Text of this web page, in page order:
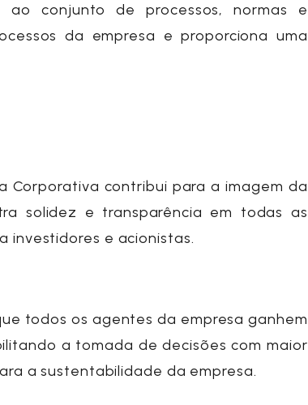
ao conjunto de processos, normas e
da empresa e proporciona uma
Corporativa contribui para a imagem da
solidez e transparência em todas as
investidores e acionistas.
todos os agentes da empresa ganhem
a tomada de decisões com maior
a sustentabilidade da empresa.